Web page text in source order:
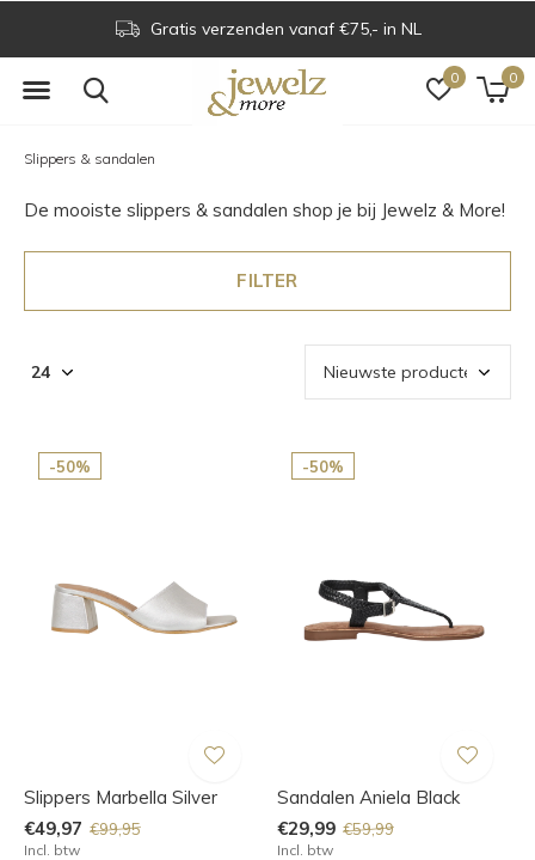
0 0
Gratis verzenden vanaf €75,- in NL
Slippers & sandalen
De mooiste slippers & sandalen shop je bij Jewelz & More!
FILTER
-50%
Slippers Marbella Silver
€49,97 €99,95
Incl. btw
-50%
Sandalen Aniela Black
€29,99 €59,99
Incl. btw